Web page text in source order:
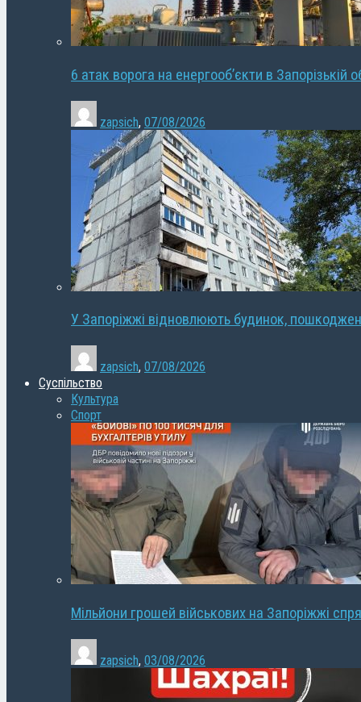
6 атак ворога на енергооб’єкти в Запорізькій
zapsich, 07/08/2026
У Запоріжжі відновлюють будинок,
zapsich, 07/08/2026
Суспільство
Культура
Спорт
Мільйони грошей військових на Запоріжжі
zapsich, 03/08/2026